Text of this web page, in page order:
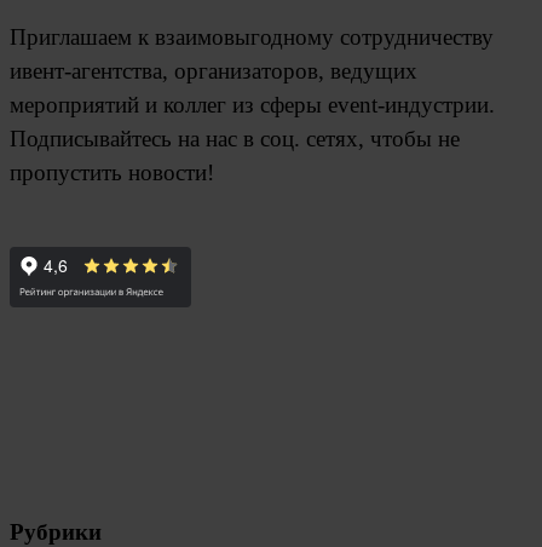
Приглашаем к взаимовыгодному сотрудничеству
ивент-агентства, организаторов, ведущих
мероприятий и коллег из сферы event-индустрии.
Подписывайтесь на нас в соц. сетях, чтобы не
пропустить новости!
Рубрики